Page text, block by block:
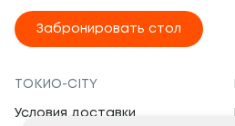
Забронировать стол
ТОКИО-CITY
Условия доставки